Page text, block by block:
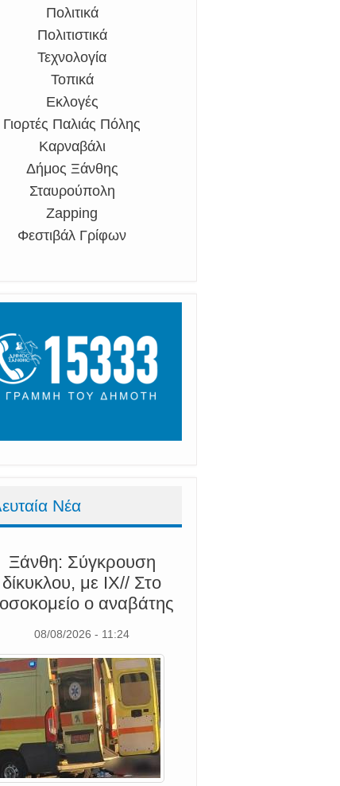
Πολιτικά
Πολιτιστικά
Τεχνολογία
Τοπικά
Εκλογές
Γιορτές Παλιάς Πόλης
Καρναβάλι
Δήμος Ξάνθης
Σταυρούπολη
Zapping
Φεστιβάλ Γρίφων
Νέα
Ξάνθη: Σύγκρουση
δίκυκλου, με ΙΧ// Στο
ο αναβάτης
08/08/2026 - 11:24